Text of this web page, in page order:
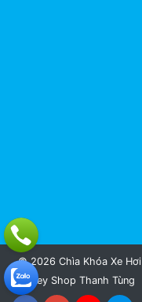
© 2026 Chìa Khóa Xe
Key Shop Thanh Tùng